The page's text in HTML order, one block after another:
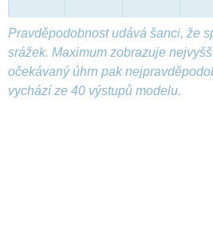
Pravděpodobnost udává šanci, že
srážek. Maximum zobrazuje
očekávaný úhrn pak
vychází ze 40 výstupů modelu.